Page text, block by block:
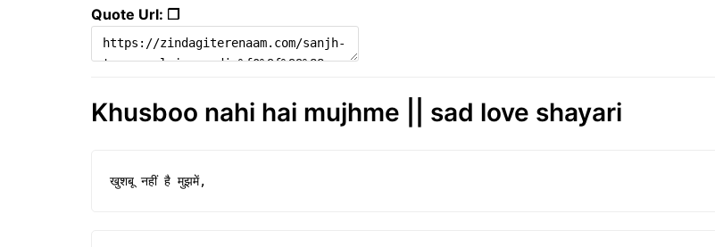
Quote Url: ❐
Khusboo nahi hai mujhme || sad love shayari
खुशबू नहीं है मुझमें,